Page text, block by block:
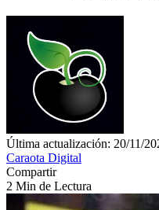
Última actualización: 20/11/
Caraota Digital
Compartir
2 Min de Lectura